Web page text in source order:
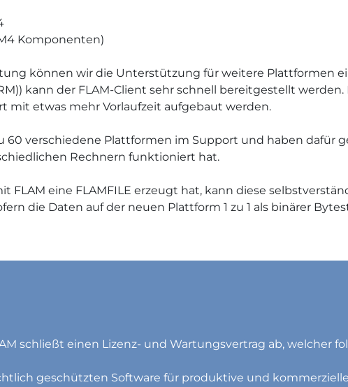
Komponenten)
können wir die Unterstützung für weitere Plattformen
kann der FLAM-Client sehr schnell bereitgestellt
mit etwas mehr Vorlaufzeit aufgebaut werden.
60 verschiedene Plattformen im Support und haben dafür
Rechnern funktioniert hat.
FLAM eine FLAMFILE erzeugt hat, kann diese
die Daten auf der neuen Plattform 1 zu 1 als binärer
schließt einen Lizenz- und Wartungsvertrag ab, welcher
geschützten Software für produktive und